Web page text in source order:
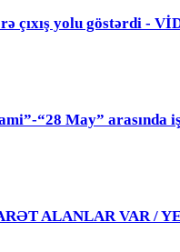
çıxış yolu göstərdi -
“28 May” arasında
ALANLAR VAR /